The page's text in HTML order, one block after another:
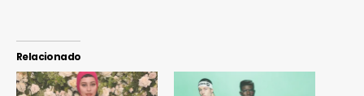
Relacionado